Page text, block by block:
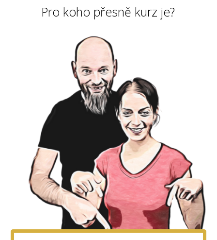
Pro koho přesně kurz je?